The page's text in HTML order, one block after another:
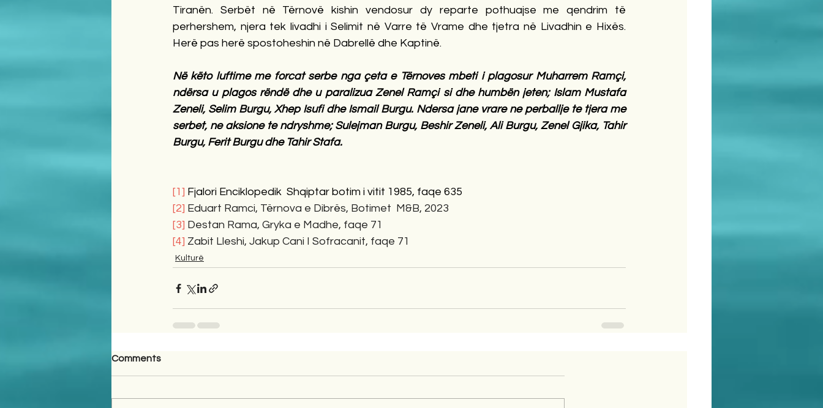
Tiranën. Serbët në Tërnovë kishin vendosur dy reparte pothuajse me qendrim të
perhershem, njera tek livadhi i Selimit në Varre të Vrame dhe tjetra në Livadhin e Hixës.
Herë pas herë spostoheshin në Dabrellë dhe Kaptinë.
Në këto luftime me forcat serbe nga çeta e Tërnoves mbeti i plagosur Muharrem Ramçi,
ndërsa u plagos rëndë dhe u paralizua Zenel Ramçi si dhe humbën jeten; Islam Mustafa
Zeneli, Selim Burgu, Xhep Isufi dhe Ismail Burgu. Ndersa jane vrare ne perballje te tjera me
serbet, ne aksione te ndryshme; Sulejman Burgu, Beshir Zeneli, Ali Burgu, Zenel Gjika, Tahir
Burgu, Ferit Burgu dhe Tahir Stafa.
[1] Fjalori Enciklopedik  Shqiptar botim i vitit 1985, faqe 635
[2] Eduart Ramci, Tërnova e Dibrës, Botimet  M&B, 2023
[3] Destan Rama, Gryka e Madhe, faqe 71
[4] Zabit Lleshi, Jakup Cani I Sofracanit, faqe 71
Kulturë
Comments